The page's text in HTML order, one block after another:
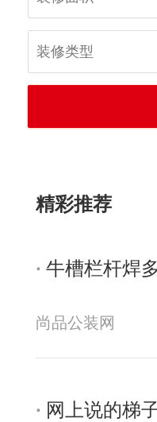
精彩推荐
牛槽栏杆焊
尚品公装网
网上说的梯